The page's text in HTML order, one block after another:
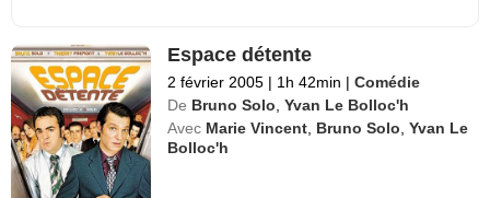
Espace détente
2 février 2005 | 1h 42min | Comédie
De Bruno Solo ,Yvan Le Bolloc'h
Avec Marie Vincent Bruno Solo ,Yvan Le
Bolloc'h